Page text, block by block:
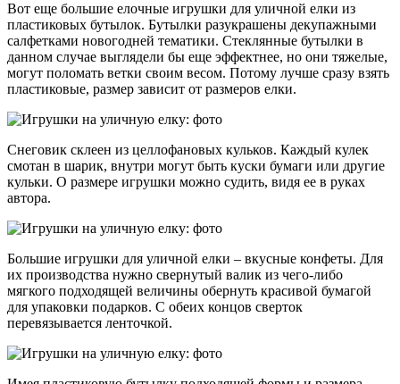
Вот еще большие елочные игрушки для уличной елки из
пластиковых бутылок. Бутылки разукрашены декупажными
салфетками новогодней тематики. Стеклянные бутылки в
данном случае выглядели бы еще эффектнее, но они тяжелые,
могут поломать ветки своим весом. Потому лучше сразу взять
пластиковые, размер зависит от размеров елки.
Снеговик склеен из целлофановых кульков. Каждый кулек
смотан в шарик, внутри могут быть куски бумаги или другие
кульки. О размере игрушки можно судить, видя ее в руках
автора.
Большие игрушки для уличной елки – вкусные конфеты. Для
их производства нужно свернутый валик из чего-либо
мягкого подходящей величины обернуть красивой бумагой
для упаковки подарков. С обеих концов сверток
перевязывается ленточкой.